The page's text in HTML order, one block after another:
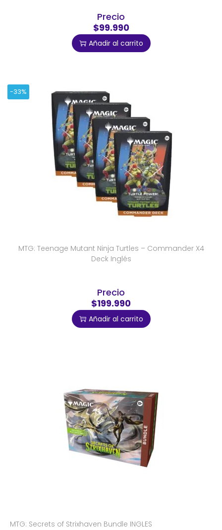
Precio
$99.990
Añadir al carrito
-33%
MTG: Teenage Mutant Ninja Turtles – Commander X4
Deck Inglés
Precio
$199.990
Añadir al carrito
MTG: Secrets of Strixhaven Bundle INGLES